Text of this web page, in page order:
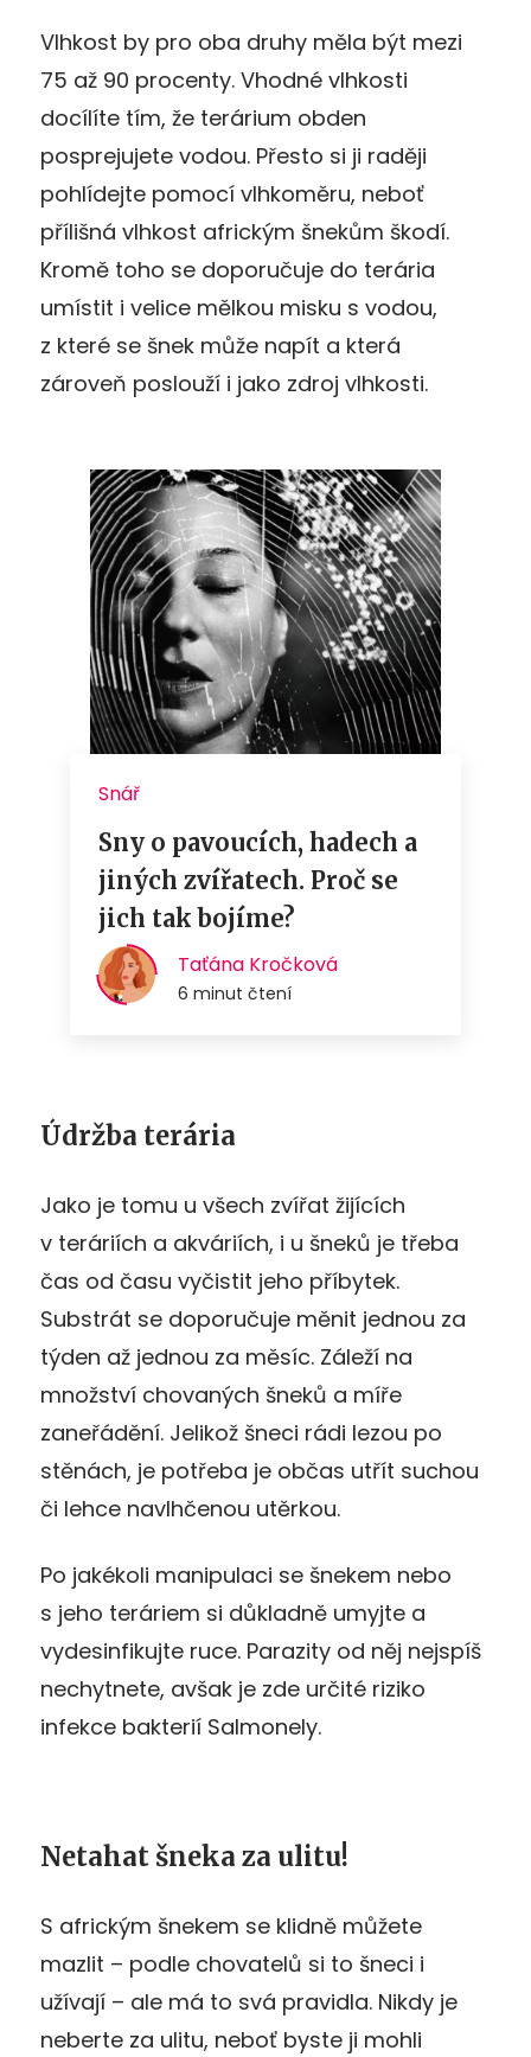
Vlhkost by pro oba druhy měla být mezi
75 až 90 procenty. Vhodné vlhkosti
docílíte tím, že terárium obden
posprejujete vodou. Přesto si ji raději
pohlídejte pomocí vlhkoměru, neboť
přílišná vlhkost africkým šnekům škodí.
Kromě toho se doporučuje do terária
umístit i velice mělkou misku s vodou,
z které se šnek může napít a která
zároveň poslouží i jako zdroj vlhkosti.
Údržba terária
Jako je tomu u všech zvířat žijících
v teráriích a akváriích, i u šneků je třeba
čas od času vyčistit jeho příbytek.
Substrát se doporučuje měnit jednou za
týden až jednou za měsíc. Záleží na
množství chovaných šneků a míře
zaneřádění. Jelikož šneci rádi lezou po
stěnách, je potřeba je občas utřít suchou
či lehce navlhčenou utěrkou.
Po jakékoli manipulaci se šnekem nebo
s jeho teráriem si důkladně umyjte a
vydesinfikujte ruce. Parazity od něj nejspíš
nechytnete, avšak je zde určité riziko
infekce bakterií Salmonely.
Netahat šneka za ulitu!
S africkým šnekem se klidně můžete
mazlit – podle chovatelů si to šneci i
užívají – ale má to svá pravidla. Nikdy je
neberte za ulitu, neboť byste ji mohli